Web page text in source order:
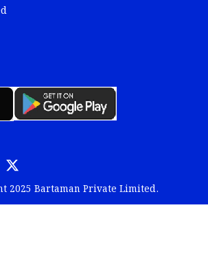
2025 Bartaman Private Limited.